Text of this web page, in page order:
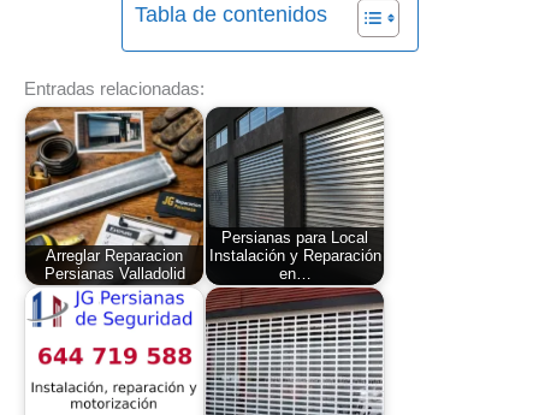
Tabla de contenidos
Entradas relacionadas:
Arreglar Reparacion
Persianas Valladolid
Persianas para Local
Instalación y Reparación
en…